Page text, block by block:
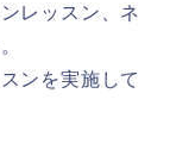
レッスン、ネ
ンを実施して